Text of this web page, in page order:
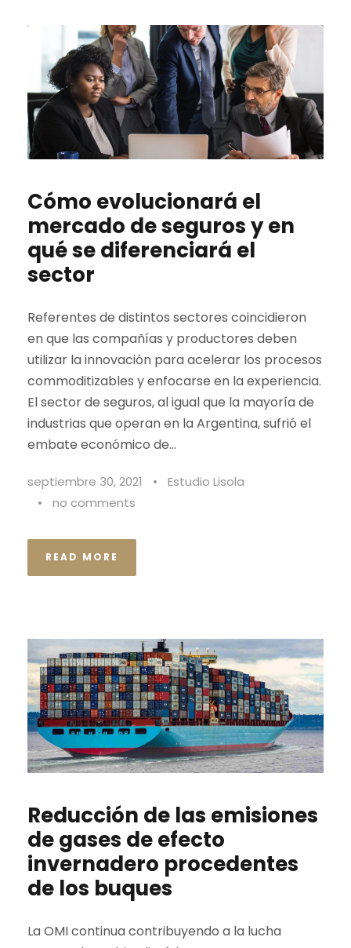
Cómo evolucionará el
mercado de seguros y en
qué se diferenciará el
sector
Referentes de distintos sectores coincidieron
en que las compañías y productores deben
utilizar la innovación para acelerar los procesos
commoditizables y enfocarse en la experiencia.
El sector de seguros, al igual que la mayoría de
industrias que operan en la Argentina, sufrió el
embate económico de...
septiembre 30, 2021 •
Estudio Lisola
•
no comments
READ MORE
Reducción de las emisiones
de gases de efecto
invernadero procedentes
de los buques
La OMI continua contribuyendo a la lucha